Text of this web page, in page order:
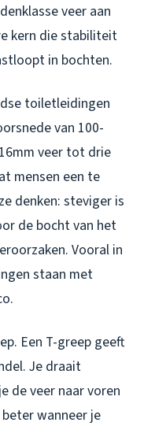
veer aan
kern die stabiliteit
in bochten.
toiletleidingen
van 100-
veer tot drie
mensen een te
denken: steviger is
de bocht van het
Vooral in
staan met
Een T-greep geeft
Je draait
de veer naar voren
wanneer je